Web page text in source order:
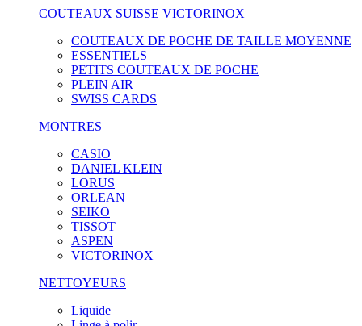
COUTEAUX SUISSE VICTORINOX
COUTEAUX DE POCHE DE TAILLE MOYENNE
ESSENTIELS
PETITS COUTEAUX DE POCHE
PLEIN AIR
SWISS CARDS
MONTRES
CASIO
DANIEL KLEIN
LORUS
ORLEAN
SEIKO
TISSOT
ASPEN
VICTORINOX
NETTOYEURS
Liquide